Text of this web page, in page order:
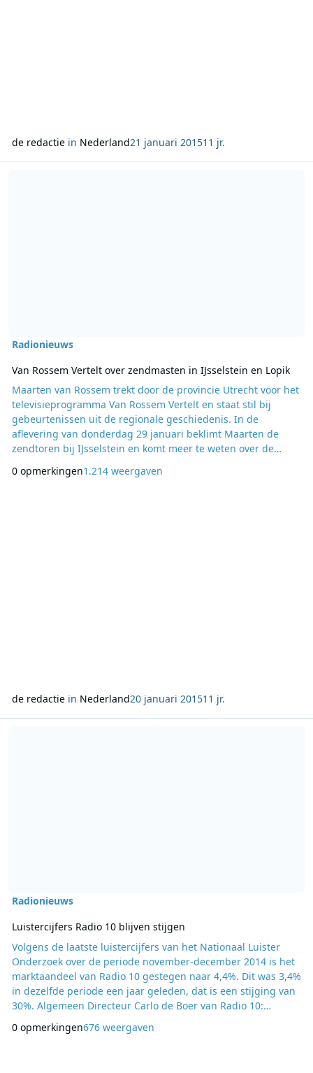
de redactiein Nederland21 januari 201511 jr.
Radionieuws
Van Rossem Vertelt over zendmasten in IJsselstein en Lopik
Maarten van Rossem trekt door de provincie Utrecht voor het
televisieprogramma Van Rossem Vertelt en staat stil bij
gebeurtenissen uit de regionale geschiedenis. In de
aflevering van donderdag 29 januari beklimt Maarten de
zendtoren bij IJsselstein en komt meer te weten over de
deze aflevering hoe zendmasten in de jaren dertig onderdeel
0 opmerkingen1.214 weergaven
de redactiein Nederland20 januari 201511 jr.
Radionieuws
Luistercijfers Radio 10 blijven stijgen
Volgens de laatste luistercijfers van het Nationaal Luister
Onderzoek over de periode november-december 2014 is het
marktaandeel van Radio 10 gestegen naar 4,4%. Dit was 3,4%
in dezelfde periode een jaar geleden, dat is een stijging van
30%. Algemeen Directeur Carlo de Boer van Radio 10:
Serious Request en de Top 2000, is het marktaandeel van
0 opmerkingen676 weergaven